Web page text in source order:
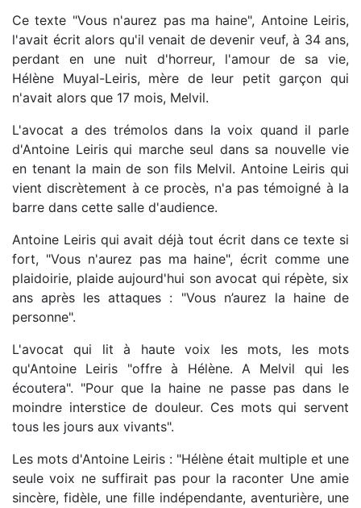
Ce texte "Vous n'aurez pas ma haine", Antoine Leiris,
l'avait écrit alors qu'il venait de devenir veuf, à 34 ans,
perdant en une nuit d'horreur, l'amour de sa vie,
Hélène Muyal-Leiris, mère de leur petit garçon qui
n'avait alors que 17 mois, Melvil.
L'avocat a des trémolos dans la voix quand il parle
d'Antoine Leiris qui marche seul dans sa nouvelle vie
en tenant la main de son fils Melvil. Antoine Leiris qui
vient discrètement à ce procès, n'a pas témoigné à la
barre dans cette salle d'audience.
Antoine Leiris qui avait déjà tout écrit dans ce texte si
fort, "Vous n'aurez pas ma haine", écrit comme une
plaidoirie, plaide aujourd'hui son avocat qui répète, six
ans après les attaques : "Vous n’aurez la haine de
personne".
L'avocat qui lit à haute voix les mots, les mots
qu'Antoine Leiris "offre à Hélène. A Melvil qui les
écoutera". "Pour que la haine ne passe pas dans le
moindre interstice de douleur. Ces mots qui servent
tous les jours aux vivants".
Les mots d'Antoine Leiris : "Hélène était multiple et une
seule voix ne suffirait pas pour la raconter Une amie
sincère, fidèle, une fille indépendante, aventurière, une